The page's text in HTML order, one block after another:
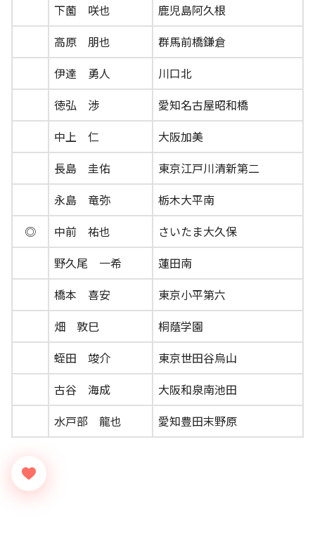
下薗 咲也
鹿児島阿久根
高原 朋也
群馬前橋鎌倉
伊達 勇人
川口北
徳弘 渉
愛知名古屋昭和橋
中上 仁
大阪加美
長島 圭佑
東京江戸川清新第二
永島 竜弥
栃木大平南
◎
中前 祐也
さいたま大久保
野久尾 一希
蓮田南
橋本 喜安
東京小平第六
畑 敦巳
桐蔭学園
蛭田 竣介
東京世田谷烏山
古谷 海成
大阪和泉南池田
水戸部 龍也
愛知豊田末野原